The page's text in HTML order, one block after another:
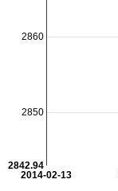
2014-02-13
2850
2860
2842.94